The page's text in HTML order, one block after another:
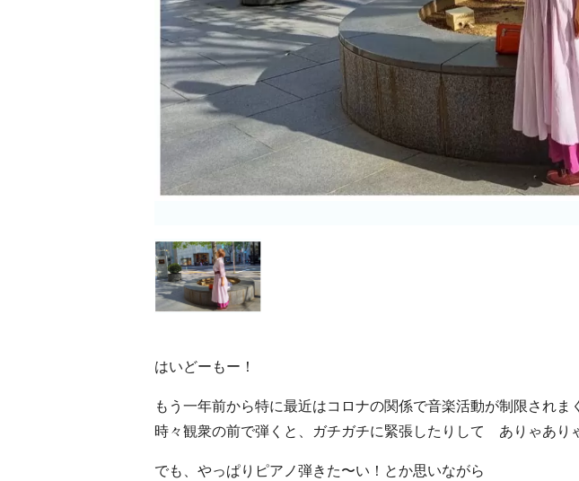
はいどーもー！
もう一年前から特に最近はコロナの関係で音楽活動が制限されま
時々観衆の前で弾くと、ガチガチに緊張したりして ありゃあり
でも、やっぱりピアノ弾きた〜い！とか思いながら